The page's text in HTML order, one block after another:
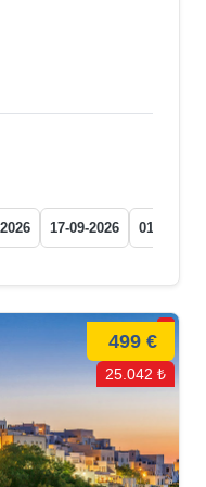
17-09-2026 01-10-
499 €
25.042 ₺